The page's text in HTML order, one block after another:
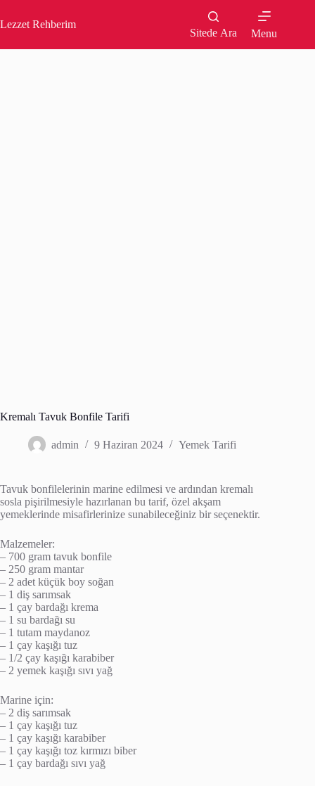
to
content
Lezzet Rehberim
Sitede Ara Menu
Kremalı Tavuk Bonfile Tarifi
admin 9 Haziran 2024 Yemek Tarifi
Tavuk bonfilelerinin marine edilmesi ve ardından kremalı
sosla pişirilmesiyle hazırlanan bu tarif, özel akşam
yemeklerinde misafirlerinize sunabileceğiniz bir seçenektir.
Malzemeler:
– 700 gram tavuk bonfile
– 250 gram mantar
– 2 adet küçük boy soğan
– 1 diş sarımsak
– 1 çay bardağı krema
– 1 su bardağı su
– 1 tutam maydanoz
– 1 çay kaşığı tuz
– 1/2 çay kaşığı karabiber
– 2 yemek kaşığı sıvı yağ
Marine için:
– 2 diş sarımsak
– 1 çay kaşığı tuz
– 1 çay kaşığı karabiber
– 1 çay kaşığı toz kırmızı biber
– 1 çay bardağı sıvı yağ